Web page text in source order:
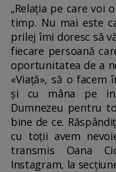
„Relația pe care voi
timp. Nu mai este
prilej îmi doresc să
fiecare persoană
oportunitatea de a
«Viață», să o
și cu mâna pe
Dumnezeu pentru
bine de ce.
cu toții avem
transmis Oana
Instagram, la